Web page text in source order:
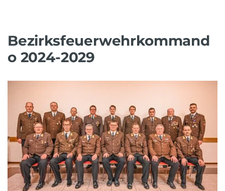
Bezirksfeuerwehrkommand
o 2024-2029